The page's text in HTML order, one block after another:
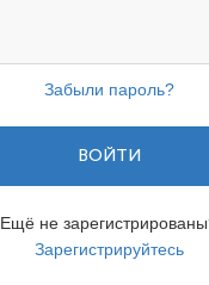
Забыли пароль?
ВОЙТИ
Ещё не
Зарегистрируйтесь